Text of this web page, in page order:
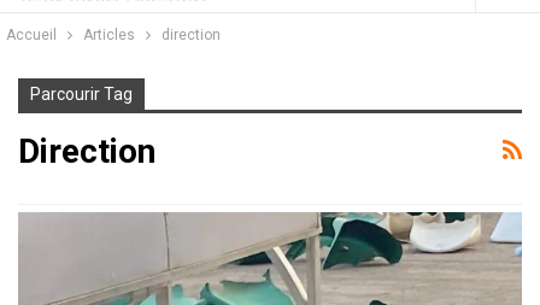
Accueil Articles direction
Parcourir Tag
Direction